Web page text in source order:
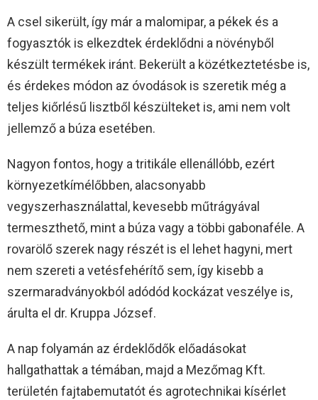
A csel sikerült, így már a malomipar, a pékek és a
fogyasztók is elkezdtek érdeklődni a növényből
készült termékek iránt. Bekerült a közétkeztetésbe is,
és érdekes módon az óvodások is szeretik még a
teljes kiőrlésű lisztből készülteket is, ami nem volt
jellemző a búza esetében.
Nagyon fontos, hogy a tritikále ellenállóbb, ezért
környezetkímélőbben, alacsonyabb
vegyszerhasználattal, kevesebb műtrágyával
termeszthető, mint a búza vagy a többi gabonaféle. A
rovarölő szerek nagy részét is el lehet hagyni, mert
nem szereti a vetésfehérítő sem, így kisebb a
szermaradványokból adódód kockázat veszélye is,
árulta el dr. Kruppa József.
A nap folyamán az érdeklődők előadásokat
hallgathattak a témában, majd a Mezőmag Kft.
területén fajtabemutatót és agrotechnikai kísérlet